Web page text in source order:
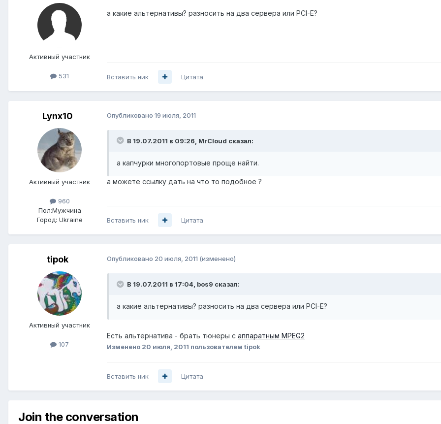
Активный участник
531
а какие альтернативы? разносить на два сервера или PCI-E?
Вставить ник Цитата
Lynx10
Активный участник
960
Пол:Мужчина
Город: Ukraine
Опубликовано 19 июля, 2011
В 19.07.2011 в 09:26, MrCloud сказал:
а капчурки многопортовые проще найти.
а можете ссылку дать на что то подобное ?
Вставить ник Цитата
tipok
Активный участник
107
Опубликовано 20 июля, 2011 (изменено)
В 19.07.2011 в 17:04, bos9 сказал:
а какие альтернативы? разносить на два сервера или PCI-E?
Есть альтернатива - брать тюнеры с аппаратным MPEG2
Изменено 20 июля, 2011 пользователем tipok
Вставить ник Цитата
Join the conversation